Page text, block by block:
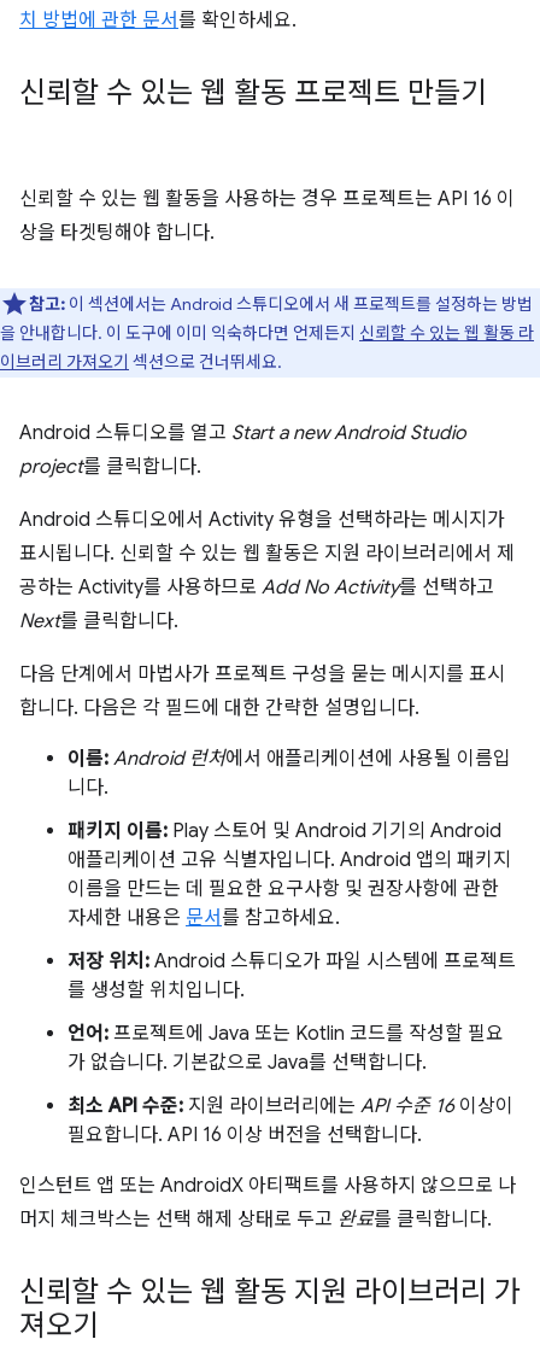
치 방법에 관한 문서를 확인하세요.
신뢰할 수 있는 웹 활동 프로젝트 만들기
신뢰할 수 있는 웹 활동을 사용하는 경우 프로젝트는 API 16 이
상을 타겟팅해야 합니다.
참고: 이 섹션에서는 Android 스튜디오에서 새 프로젝트를 설정하는 방법
을 안내합니다. 이 도구에 이미 익숙하다면 언제든지 신뢰할 수 있는 웹 활동 라
이브러리 가져오기 섹션으로 건너뛰세요.
Android 스튜디오를 열고 Start a new Android Studio
project를 클릭합니다.
Android 스튜디오에서 Activity 유형을 선택하라는 메시지가
표시됩니다. 신뢰할 수 있는 웹 활동은 지원 라이브러리에서 제
공하는 Activity를 사용하므로 Add No Activity를 선택하고
Next를 클릭합니다.
다음 단계에서 마법사가 프로젝트 구성을 묻는 메시지를 표시
합니다. 다음은 각 필드에 대한 간략한 설명입니다.
이름: Android 런처에서 애플리케이션에 사용될 이름입
니다.
패키지 이름: Play 스토어 및 Android 기기의 Android
애플리케이션 고유 식별자입니다. Android 앱의 패키지
이름을 만드는 데 필요한 요구사항 및 권장사항에 관한
자세한 내용은 문서를 참고하세요.
저장 위치: Android 스튜디오가 파일 시스템에 프로젝트
를 생성할 위치입니다.
언어: 프로젝트에 Java 또는 Kotlin 코드를 작성할 필요
가 없습니다. 기본값으로 Java를 선택합니다.
최소 API 수준: 지원 라이브러리에는 API 수준 16이상이
필요합니다. API 16 이상 버전을 선택합니다.
인스턴트 앱 또는 AndroidX 아티팩트를 사용하지 않으므로 나
머지 체크박스는 선택 해제 상태로 두고 완료를 클릭합니다.
신뢰할 수 있는 웹 활동 지원 라이브러리 가
져오기